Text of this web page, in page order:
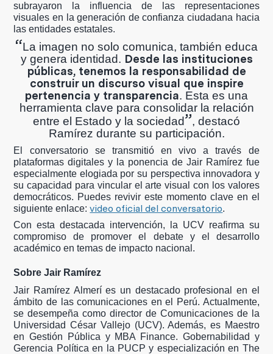
subrayaron la influencia de las representaciones
visuales en la generación de confianza ciudadana hacia
las entidades estatales.
“La imagen no solo comunica, también educa
y genera identidad. Desde las instituciones
públicas, tenemos la responsabilidad de
construir un discurso visual que inspire
pertenencia y transparencia. Esta es una
herramienta clave para consolidar la relación
entre el Estado y la sociedad”, destacó
Ramírez durante su participación.
El conversatorio se transmitió en vivo a través de
plataformas digitales y la ponencia de Jair Ramírez fue
especialmente elogiada por su perspectiva innovadora y
su capacidad para vincular el arte visual con los valores
democráticos. Puedes revivir este momento clave en el
siguiente enlace:video oficial del conversatorio.
Con esta destacada intervención, la UCV reafirma su
compromiso de promover el debate y el desarrollo
académico en temas de impacto nacional.
Sobre Jair Ramírez
Jair Ramírez Almerí es un destacado profesional en el
ámbito de las comunicaciones en el Perú. Actualmente,
se desempeña como director de Comunicaciones de la
Universidad César Vallejo (UCV). Además, es Maestro
en Gestión Pública y MBA Finance. Gobernabilidad y
Gerencia Política en la PUCP y especialización en The